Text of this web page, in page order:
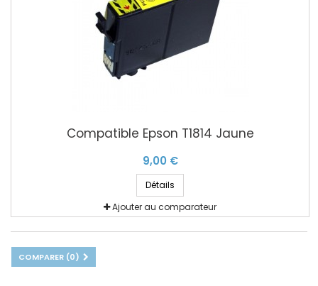
Compatible Epson T1814 Jaune
9,00 €
Détails
Ajouter au comparateur
COMPARER (0)